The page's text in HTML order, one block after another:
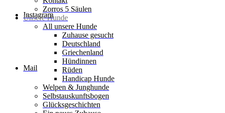
Instagram
Mail
Zorros 5 Säulen
Unsere Hunde
All unsere Hunde
Zuhause gesucht
Deutschland
Griechenland
Hündinnen
Rüden
Handicap Hunde
Welpen & Junghunde
Selbstauskunftsbogen
Glücksgeschichten